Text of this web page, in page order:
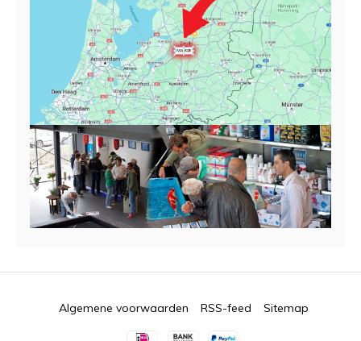
Algemene voorwaarden RSS-feed Sitemap